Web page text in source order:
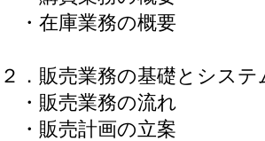
・在庫業務の概要
２．販売業務の基礎とシステ
・販売業務の流れ
・販売計画の立案